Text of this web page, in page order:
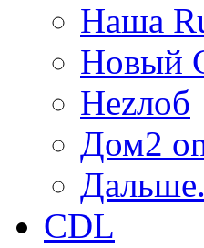
Наша
Новый
Неzлоб
Дом2
CDL